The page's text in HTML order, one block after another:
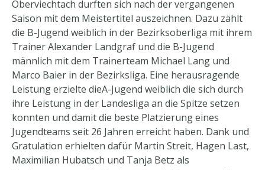
Oberviechtach durften sich nach der vergangenen
Saison mit dem Meistertitel auszeichnen. Dazu zählt
die B-Jugend weiblich in der Bezirksoberliga mit ihrem
Trainer Alexander Landgraf und die B-Jugend
männlich mit dem Trainerteam Michael Lang und
Marco Baier in der Bezirksliga. Eine herausragende
Leistung erzielte dieA-Jugend weiblich die sich durch
ihre Leistung in der Landesliga an die Spitze setzen
konnten und damit die beste Platzierung eines
Jugendteams seit 26 Jahren erreicht haben. Dank und
Gratulation erhielten dafür Martin Streit, Hagen Last,
Maximilian Hubatsch und Tanja Betz als